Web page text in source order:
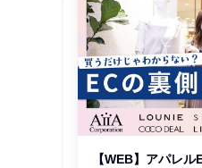
【WEB】アパレル